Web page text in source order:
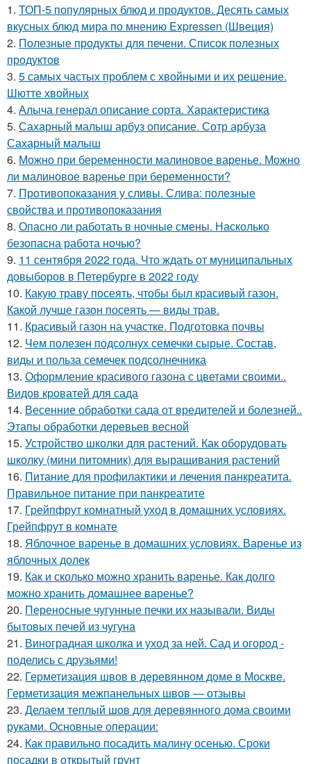
1. ТОП-5 популярных блюд и продуктов. Десять самых
вкусных блюд мира по мнению Expressen (Швеция)
2. Полезные продукты для печени. Список полезных
продуктов
3. 5 самых частых проблем с хвойными и их решение.
Шютте хвойных
4. Алыча генерал описание сорта. Характеристика
5. Сахарный малыш арбуз описание. Сотр арбуза
Сахарный малыш
6. Можно при беременности малиновое варенье. Можно
ли малиновое варенье при беременности?
7. Противопоказания у сливы. Слива: полезные
свойства и противопоказания
8. Опасно ли работать в ночные смены. Насколько
безопасна работа ночью?
9. 11 сентября 2022 года. Что ждать от муниципальных
довыборов в Петербурге в 2022 году
10. Какую траву посеять, чтобы был красивый газон.
Какой лучше газон посеять — виды трав.
11. Красивый газон на участке. Подготовка почвы
12. Чем полезен подсолнух семечки сырые. Состав,
виды и польза семечек подсолнечника
13. Оформление красивого газона с цветами своими..
Видов кроватей для сада
14. Весенние обработки сада от вредителей и болезней..
Этапы обработки деревьев весной
15. Устройство школки для растений. Как оборудовать
школку (мини питомник) для выращивания растений
16. Питание для профилактики и лечения панкреатита.
Правильное питание при панкреатите
17. Грейпфрут комнатный уход в домашних условиях.
Грейпфрут в комнате
18. Яблочное варенье в домашних условиях. Варенье из
яблочных долек
19. Как и сколько можно хранить варенье. Как долго
можно хранить домашнее варенье?
20. Переносные чугунные печки их называли. Виды
бытовых печей из чугуна
21. Виноградная школка и уход за ней. Сад и огород -
поделись с друзьями!
22. Герметизация швов в деревянном доме в Москве.
Герметизация межпанельных швов — отзывы
23. Делаем теплый шов для деревянного дома своими
руками. Основные операции:
24. Как правильно посадить малину осенью. Сроки
посадки в открытый грунт